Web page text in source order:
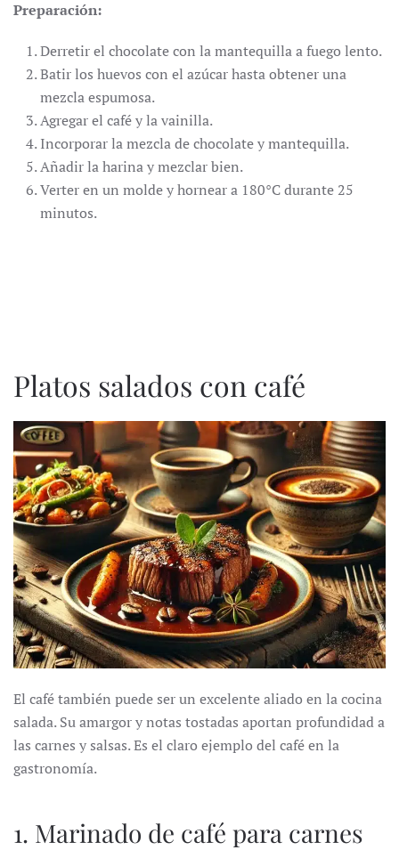
Preparación:
Derretir el chocolate con la mantequilla a fuego lento.
Batir los huevos con el azúcar hasta obtener una
mezcla espumosa.
Agregar el café y la vainilla.
Incorporar la mezcla de chocolate y mantequilla.
Añadir la harina y mezclar bien.
Verter en un molde y hornear a 180°C durante 25
minutos.
Platos salados con café
El café también puede ser un excelente aliado en la cocina
salada. Su amargor y notas tostadas aportan profundidad a
las carnes y salsas. Es el claro ejemplo del café en la
gastronomía.
1. Marinado de café para carnes